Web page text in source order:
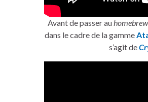
Avant de passer auhomebrew
dans le cadre de la gamme
s’agit de